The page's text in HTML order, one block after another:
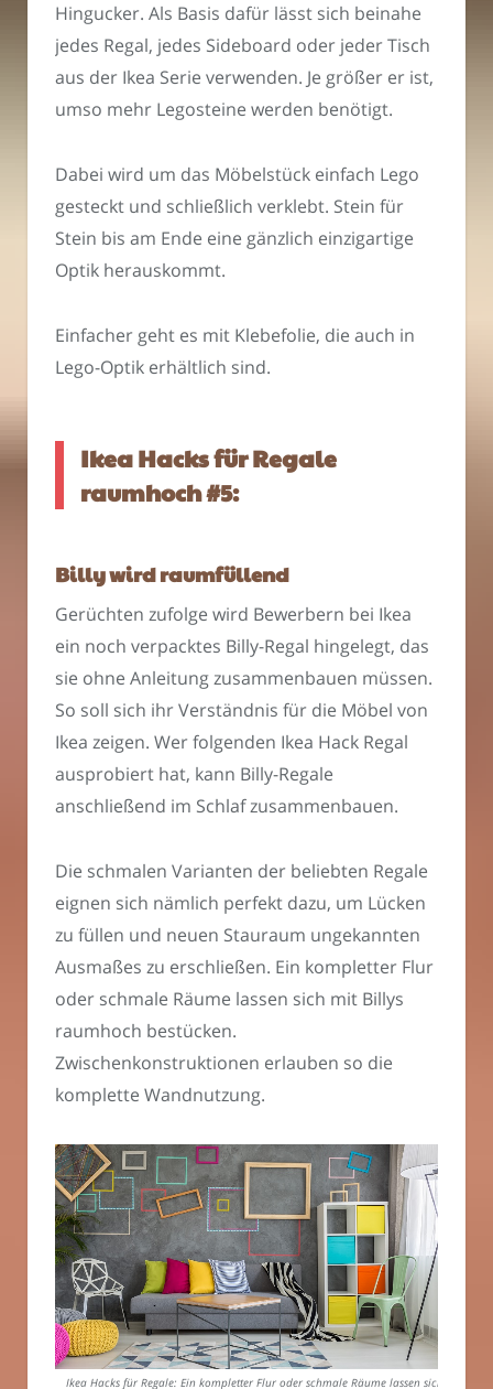
Hingucker. Als Basis dafür lässt sich beinahe
jedes Regal, jedes Sideboard oder jeder Tisch
aus der Ikea Serie verwenden. Je größer er ist,
umso mehr Legosteine werden benötigt.
Dabei wird um das Möbelstück einfach Lego
gesteckt und schließlich verklebt. Stein für
Stein bis am Ende eine gänzlich einzigartige
Optik herauskommt.
Einfacher geht es mit Klebefolie, die auch in
Lego-Optik erhältlich sind.
Ikea Hacks für Regale
raumhoch #5:
Billy wird raumfüllend
Gerüchten zufolge wird Bewerbern bei Ikea
ein noch verpacktes Billy-Regal hingelegt, das
sie ohne Anleitung zusammenbauen müssen.
So soll sich ihr Verständnis für die Möbel von
Ikea zeigen. Wer folgenden Ikea Hack Regal
ausprobiert hat, kann Billy-Regale
anschließend im Schlaf zusammenbauen.
Die schmalen Varianten der beliebten Regale
eignen sich nämlich perfekt dazu, um Lücken
zu füllen und neuen Stauraum ungekannten
Ausmaßes zu erschließen. Ein kompletter Flur
oder schmale Räume lassen sich mit Billys
raumhoch bestücken.
Zwischenkonstruktionen erlauben so die
komplette Wandnutzung.
Ikea Hacks für Regale: Ein kompletter Flur oder schmale Räume lassen sich